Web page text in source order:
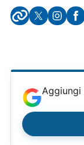
Aggiungi